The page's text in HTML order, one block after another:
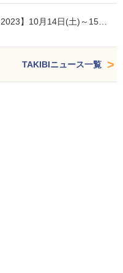
2023】10月14日(土)～15…
TAKIBIニュース一覧